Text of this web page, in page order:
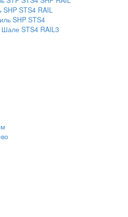
STS4 RAIL
SHP STS4
STS4 RAIL3